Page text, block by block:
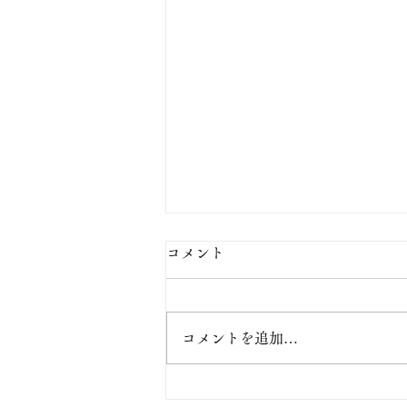
コメント
コメントを追加…